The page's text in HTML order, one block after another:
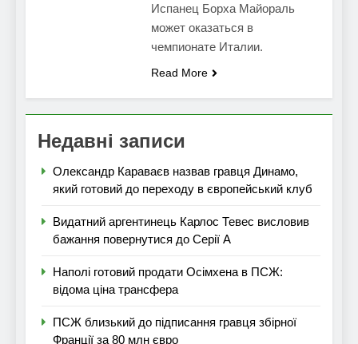
Испанец Борха Майораль
может оказаться в
чемпионате Италии.
Read More
Недавні записи
Олександр Караваєв назвав гравця Динамо,
який готовий до переходу в європейський клуб
Видатний аргентинець Карлос Тевес висловив
бажання повернутися до Серії А
Наполі готовий продати Осімхена в ПСЖ:
відома ціна трансфера
ПСЖ близький до підписання гравця збірної
Франції за 80 млн євро